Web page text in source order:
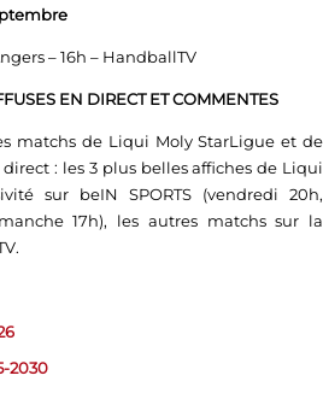
– 16h – HandballTV
EN DIRECT ET COMMENTES
matchs de Liqui Moly StarLigue et de
: les 3 plus belles affiches de Liqui
sur beIN SPORTS (vendredi 20h,
17h), les autres matchs sur la
2030